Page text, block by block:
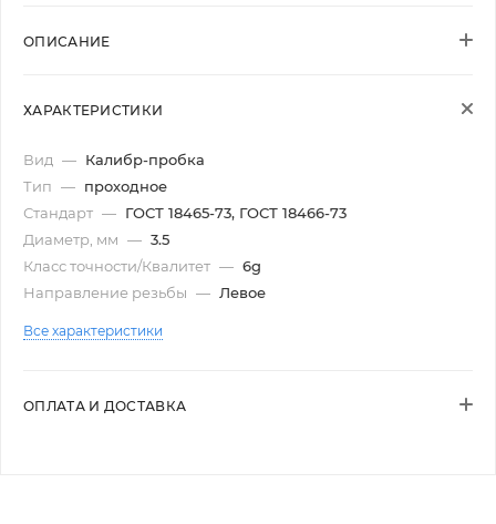
ОПИСАНИЕ
ХАРАКТЕРИСТИКИ
Вид — Калибр-пробка
Тип — проходное
Стандарт — ГОСТ 18465-73, ГОСТ 18466-73
Диаметр, мм — 3.5
Класс точности/Квалитет — 6g
Направление резьбы — Левое
Все характеристики
ОПЛАТА И ДОСТАВКА